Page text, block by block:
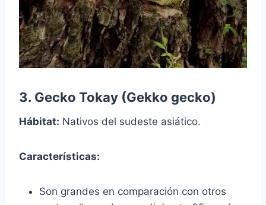
3. Gecko Tokay (Gekko gecko)
Hábitat: Nativos del sudeste asiático.
Características:
Son grandes en comparación con otros